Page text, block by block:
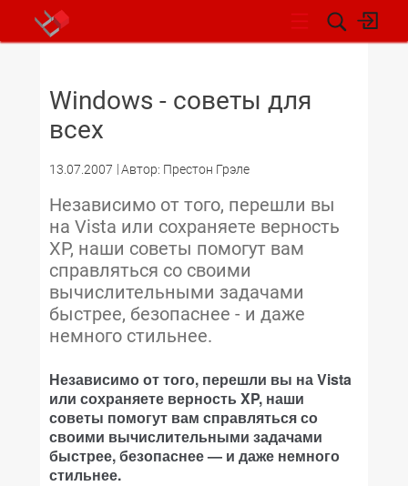
Windows - советы для
всех
13.07.2007 Автор: Престон Грэле
Независимо от того, перешли вы
на Vista или сохраняете верность
XP, наши советы помогут вам
справляться со своими
вычислительными задачами
быстрее, безопаснее - и даже
немного стильнее.
Независимо от того, перешли вы на Vista
или сохраняете верность XP, наши
советы помогут вам справляться со
своими вычислительными задачами
быстрее, безопаснее — и даже немного
стильнее.